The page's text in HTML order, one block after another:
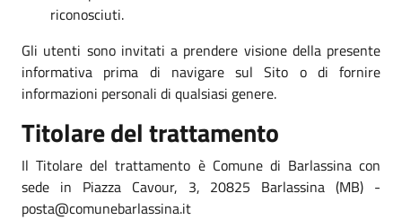
riconosciuti.
Gli utenti sono invitati a prendere visione della presente
informativa prima di navigare sul Sito o di fornire
informazioni personali di qualsiasi genere.
Titolare del trattamento
Il Titolare del trattamento è Comune di Barlassina con
sede in Piazza Cavour, 3, 20825 Barlassina (MB) -
posta@comunebarlassina.it